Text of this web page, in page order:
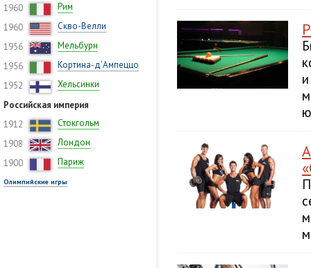
1960
Рим
1960
Скво-Велли
1956
Мельбурн
1956
Кортина-д’Ампеццо
1952
Хельсинки
Российская империя
1912
Стокгольм
1908
Лондон
1900
Париж
Олимпийские игры